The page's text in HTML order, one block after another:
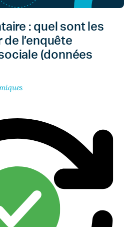
: quel sont les
l’enquête
(données